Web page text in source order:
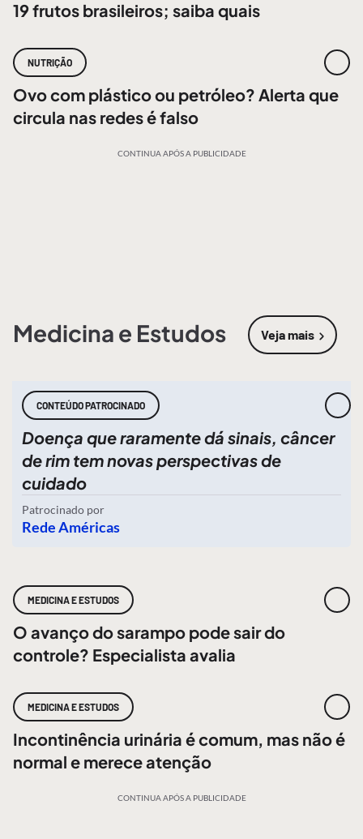
19 frutos brasileiros; saiba quais
NUTRIÇÃO
Ovo com plástico ou petróleo? Alerta que
circula nas redes é falso
CONTINUA APÓS A PUBLICIDADE
Medicina e Estudos Veja mais
sobre
CONTEÚDO PATROCINADO
Doença que raramente dá sinais, câncer
de rim tem novas perspectivas de
cuidado
Patrocinado por
Rede Américas
MEDICINA E ESTUDOS
O avanço do sarampo pode sair do
controle? Especialista avalia
MEDICINA E ESTUDOS
Incontinência urinária é comum, mas não é
normal e merece atenção
CONTINUA APÓS A PUBLICIDADE